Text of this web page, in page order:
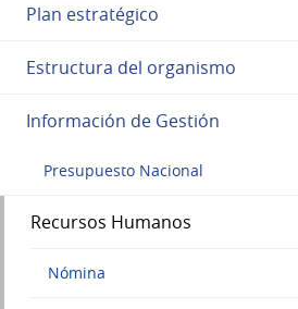
Plan estratégico
Estructura del organismo
Información de Gestión
Presupuesto Nacional
Recursos Humanos
Nómina